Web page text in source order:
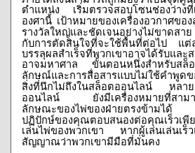
ตำแหน่ง
เริ่มตรวจสอบโซนช่องว่าง
องศานี้ เป้าหมายของเครื่องอวกาศขอ
รางวัลใหญ่และชัดเจนอย่างไม่ขาดสาย
กับการตัดสินใจที่จะใช้พื้นที่ต่อไป
แต่
บรรลุผลสำเร็จที่พวกเขาอาจได้รับและ
อาจมหาศาล
ขั้นตอนหนึ่งสำหรับสล็อ
ลักษณ์และการสื่อสารแบบไม่ใช้คำพูด
สิ่งที่นึกไม่ถึงในสล็อตออนไลน์
หลา
ออนไลน์
ยังมีเครื่องหมายที่สา
ลักษณะของไพ่ของฝ่ายตรงข้ามได้
ปฏิปักษ์ของคุณตอบสนองต่อคุณเร็วเพีย
เล่นไพ่ของพวกเขา
หากผู้เล่นเล่นเร็
สัญญาณว่าพวกเขามีมือที่มั่นคง